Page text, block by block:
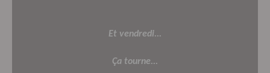
Et vendredi...
Ça tourne...